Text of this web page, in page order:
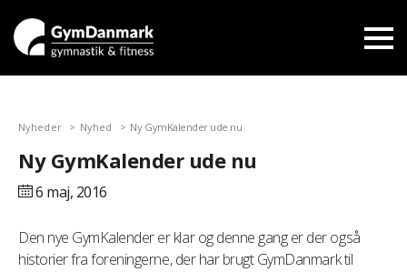
Nyheder Nyhed Ny GymKalender ude nu
Ny GymKalender ude nu
6 maj, 2016
Den nye GymKalender er klar og denne gang er der også
historier fra foreningerne, der har brugt GymDanmark til